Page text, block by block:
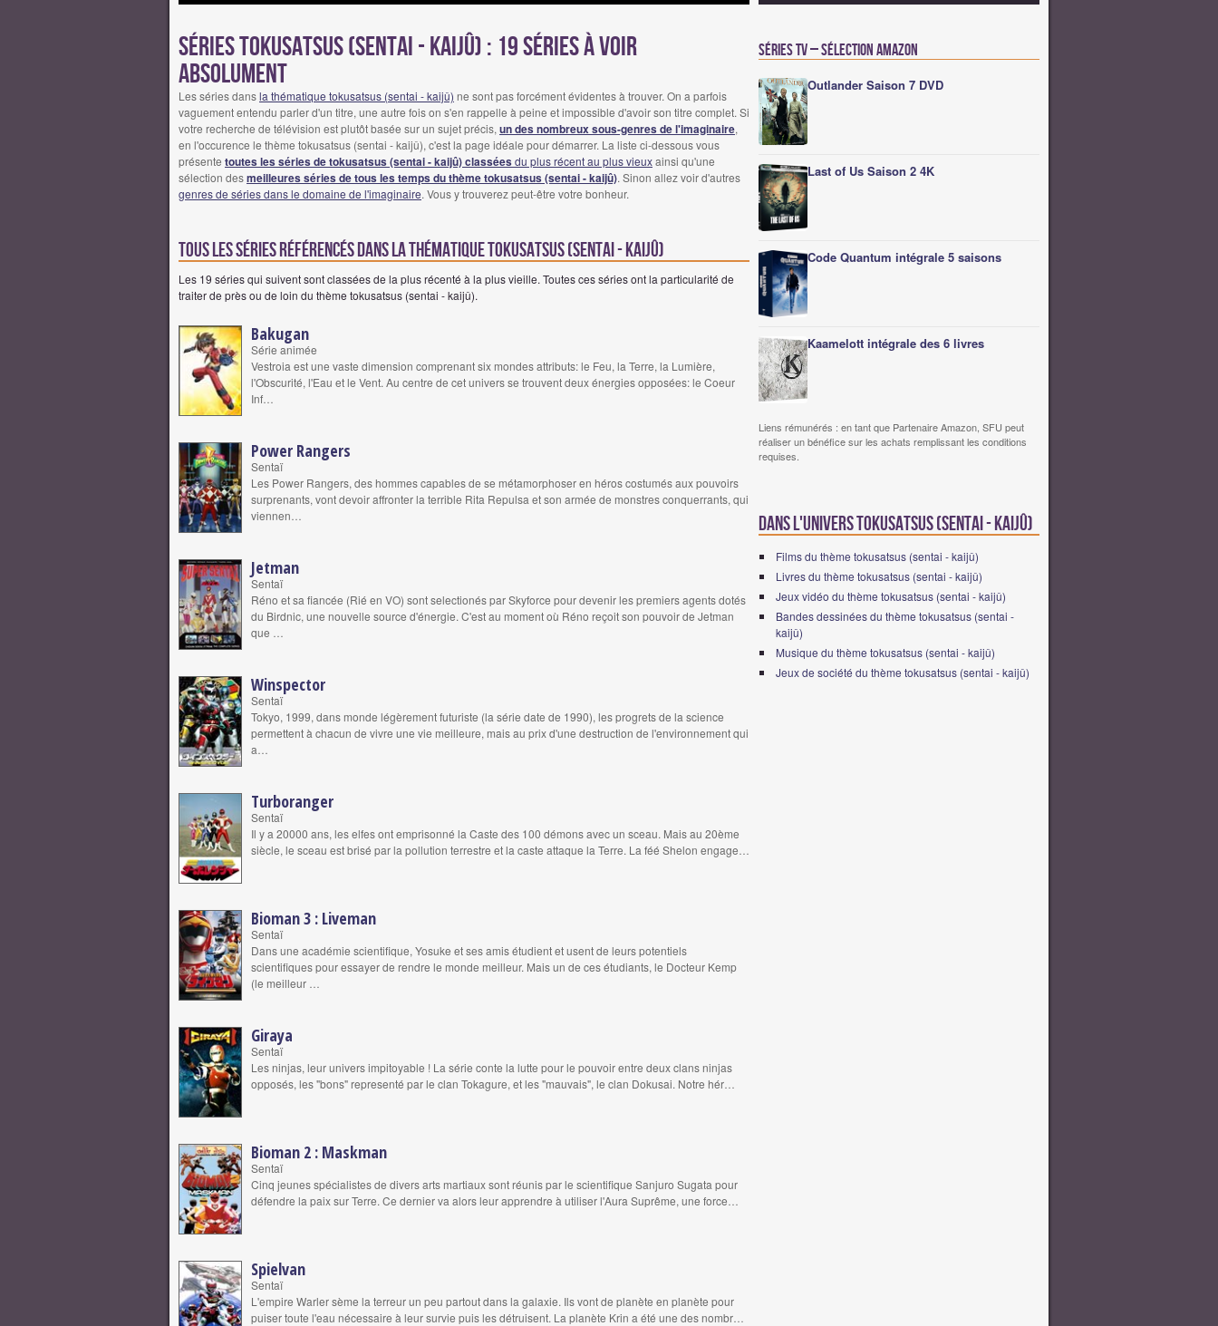
Séries tokusatsus (sentai - kaijû) : 19 Séries à voir
absolument
Les séries dansla thématique tokusatsus (sentai - kaijû) ne sont pas forcément évidentes à trouver. On a parfois
vaguement entendu parler d'un titre, une autre fois on s'en rappelle à peine et impossible d'avoir son titre complet. Si
votre recherche de télévision est plutôt basée sur un sujet précis, un des nombreux sous-genres de l'imaginaire,
en l'occurence le thème tokusatsus (sentai - kaijû), c'est la page idéale pour démarrer. La liste ci-dessous vous
présente toutes les séries de tokusatsus (sentai - kaijû) classéesdu plus récent au plus vieuxainsi qu'une
sélection desmeilleures séries de tous les temps du thème tokusatsus (sentai - kaijû). Sinon allez voir d'autres
genres de séries dans le domaine de l'imaginaire. Vous y trouverez peut-être votre bonheur.
Tous les séries référencés dans la thématique tokusatsus (sentai - kaijû)
Les 19 séries qui suivent sont classées de la plus récenté à la plus vieille. Toutes ces séries ont la particularité de
traiter de près ou de loin du thème tokusatsus (sentai - kaijû).
Bakugan
Série animée
Vestroia est une vaste dimension comprenant six mondes attributs: le Feu, la Terre, la Lumière,
l'Obscurité, l'Eau et le Vent. Au centre de cet univers se trouvent deux énergies opposées: le Coeur
Inf…
Power Rangers
Sentaï
Les Power Rangers, des hommes capables de se métamorphoser en héros costumés aux pouvoirs
surprenants, vont devoir affronter la terrible Rita Repulsa et son armée de monstres conquerrants, qui
viennen…
Jetman
Sentaï
Réno et sa fiancée (Rié en VO) sont selectionés par Skyforce pour devenir les premiers agents dotés
du Birdnic, une nouvelle source d'énergie. C'est au moment où Réno reçoit son pouvoir de Jetman
que …
Winspector
Sentaï
Tokyo, 1999, dans monde légèrement futuriste (la série date de 1990), les progrets de la science
permettent à chacun de vivre une vie meilleure, mais au prix d'une destruction de l'environnement qui
a…
Turboranger
Sentaï
Il y a 20000 ans, les elfes ont emprisonné la Caste des 100 démons avec un sceau. Mais au 20ème
siècle, le sceau est brisé par la pollution terrestre et la caste attaque la Terre. La féé Shelon engage…
Bioman 3 : Liveman
Sentaï
Dans une académie scientifique, Yosuke et ses amis étudient et usent de leurs potentiels
scientifiques pour essayer de rendre le monde meilleur. Mais un de ces étudiants, le Docteur Kemp
(le meilleur …
Giraya
Sentaï
Les ninjas, leur univers impitoyable ! La série conte la lutte pour le pouvoir entre deux clans ninjas
opposés, les "bons" representé par le clan Tokagure, et les "mauvais", le clan Dokusai. Notre hér…
Bioman 2 : Maskman
Sentaï
Cinq jeunes spécialistes de divers arts martiaux sont réunis par le scientifique Sanjuro Sugata pour
défendre la paix sur Terre. Ce dernier va alors leur apprendre à utiliser l'Aura Suprême, une force…
Spielvan
Sentaï
L'empire Warler sème la terreur un peu partout dans la galaxie. Ils vont de planète en planète pour
puiser toute l'eau nécessaire à leur survie puis les détruisent. La planète Krin a été une des nombr…
Séries TV – Sélection Amazon
Outlander Saison 7 DVD
Last of Us Saison 2 4K
Code Quantum intégrale 5 saisons
Kaamelott intégrale des 6 livres
Liens rémunérés : en tant que Partenaire Amazon, SFU peut
réaliser un bénéfice sur les achats remplissant les conditions
requises.
Dans l'univers tokusatsus (sentai - kaijû)
Films du thème tokusatsus (sentai - kaijû)
Livres du thème tokusatsus (sentai - kaijû)
Jeux vidéo du thème tokusatsus (sentai - kaijû)
Bandes dessinées du thème tokusatsus (sentai -
kaijû)
Musique du thème tokusatsus (sentai - kaijû)
Jeux de société du thème tokusatsus (sentai - kaijû)